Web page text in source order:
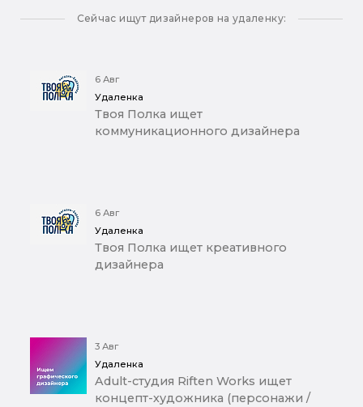
Сейчас ищут дизайнеров на удаленку:
6 Авг
Удаленка
Твоя Полка ищет
коммуникационного дизайнера
6 Авг
Удаленка
Твоя Полка ищет креативного
дизайнера
3 Авг
Удаленка
Adult-студия Riften Works ищет
концепт-художника (персонажи /